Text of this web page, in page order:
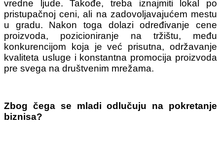
vredne ljude. Takođe, treba iznajmiti lokal po
pristupačnoj ceni, ali na zadovoljavajućem mestu
u gradu. Nakon toga dolazi određivanje cene
proizvoda, pozicioniranje na tržištu, među
konkurencijom koja je već prisutna, održavanje
kvaliteta usluge i konstantna promocija proizvoda
pre svega na društvenim mrežama.
Zbog čega se mladi odlučuju na pokretanje
biznisa?